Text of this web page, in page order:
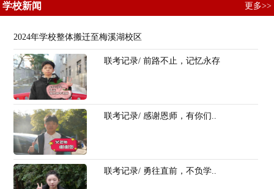
学校新闻 更多>>
2024年学校整体搬迁至梅溪湖校区
联考记录/ 前路不止，记忆永存
联考记录/ 感谢恩师，有你们..
联考记录/ 勇往直前，不负学..